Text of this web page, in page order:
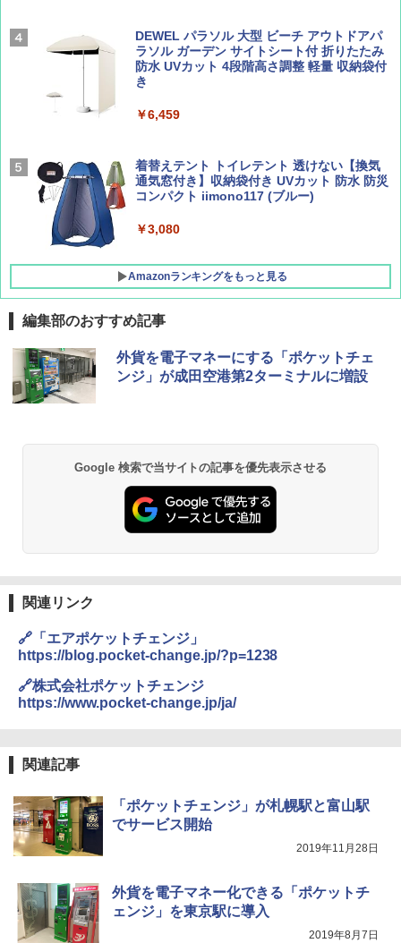
AIRLINE（エアライン）2026年9月号【特
集】ボーイング110周年を祝して！
￥1,760
A09 地球の歩き方 イタリア 2026～2027 地
球の歩き方A ヨーロッパ
￥2,479
広げるだけ パッとサッとテント ブラックコ
ーティング フルクローズ メッシュ 3-4人用
簡単設置 ポップアップテント エクルベージ
ュ(BC仕様) PATC-150B(EB)
￥9,990
[キャンパーズコレクション 山善] 傘みたいに
広げるだけ パッとサッとテント キューブワ
イド ブラックコーティング フルクローズ メ
ATCW-150B エクルベージュ
DEWEL パラソル 大型 ビーチ アウトドアパ
ラソル ガーデン サイトシート付 折りたたみ
防水 UVカット 4段階高さ調整 軽量 収納袋付
き
￥6,459
着替えテント トイレテント 透けない【換気
通気窓付き】収納袋付き UVカット 防水 防災
コンパクト iimono117 (ブルー)
￥3,080
Amazonランキングをもっと見る
編集部のおすすめ記事
外貨を電子マネーにする「ポケットチェ
ンジ」が成田空港第2ターミナルに増設
Google 検索で当サイトの記事を優先表示させる
関連リンク
🔗「エアポケットチェンジ」
https://blog.pocket-change.jp/?p=1238
🔗株式会社ポケットチェンジ
https://www.pocket-change.jp/ja/
関連記事
「ポケットチェンジ」が札幌駅と富山駅
でサービス開始
2019年11月28日
外貨を電子マネー化できる「ポケットチ
ェンジ」を東京駅に導入
2019年8月7日